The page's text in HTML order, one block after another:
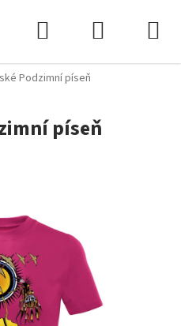
Podzimní píseň
píseň